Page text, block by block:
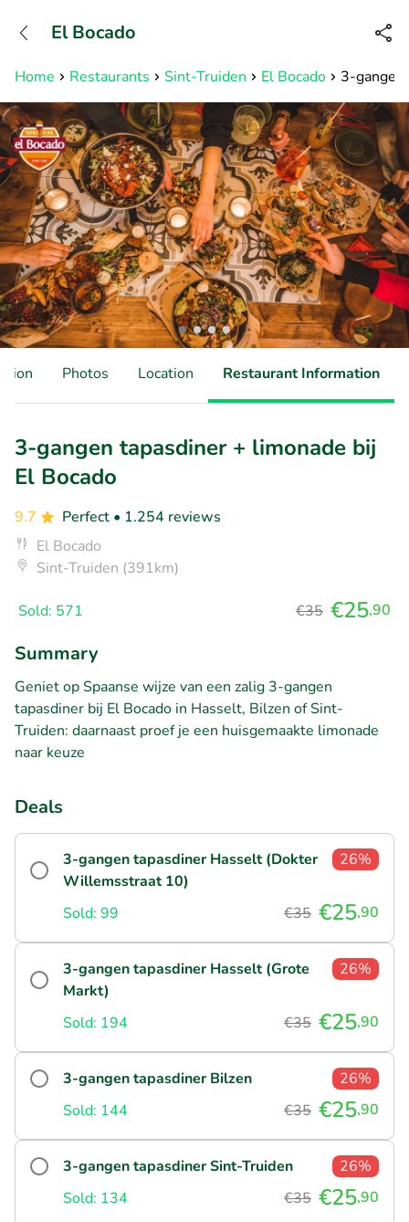
Available until 23:00
Home Restaurants Sint-Truiden El Bocado 3-gangen
El Bocado
Photos Location Restaurant Information
3-gangen tapasdiner + limonade bij
El Bocado
9.7 Perfect • 1.254 reviews
El Bocado
Sint-Truiden (391km)
Sold: 571 €35 €25,90
Summary
Geniet op Spaanse wijze van een zalig 3-gangen
tapasdiner bij El Bocado in Hasselt, Bilzen of Sint-
Truiden: daarnaast proef je een huisgemaakte limonade
naar keuze
Deals
3-gangen tapasdiner Hasselt (Dokter
Willemsstraat 10)
26%
Sold: 99 €35 €25,90
3-gangen tapasdiner Hasselt (Grote
Markt)
26%
Sold: 194 €35 €25,90
3-gangen tapasdiner Bilzen
26%
Sold: 144
€35 €25,90
3-gangen tapasdiner Sint-Truiden
26%
Sold: 134
€35 €25,90